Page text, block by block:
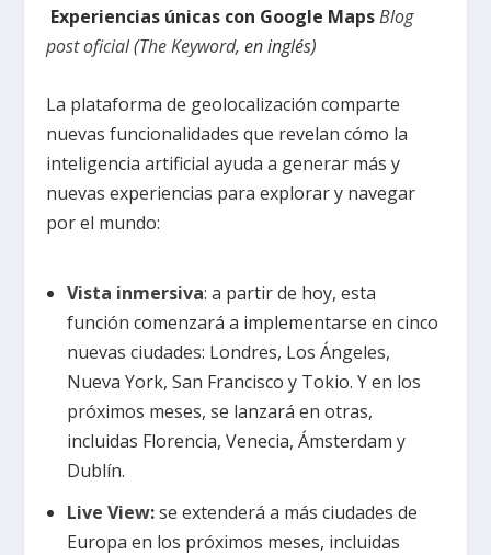
Experiencias únicas con Google Maps Blog
post oficial(The Keyword, en inglés)
La plataforma de geolocalización comparte
nuevas funcionalidades que revelan cómo la
inteligencia artificial ayuda a generar más y
nuevas experiencias para explorar y navegar
por el mundo:
Vista inmersiva: a partir de hoy, esta
función comenzará a implementarse en cinco
nuevas ciudades: Londres, Los Ángeles,
Nueva York, San Francisco y Tokio. Y en los
próximos meses, se lanzará en otras,
incluidas Florencia, Venecia, Ámsterdam y
Dublín.
Live View:se extenderá a más ciudades de
Europa en los próximos meses, incluidas